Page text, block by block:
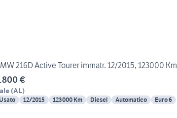
216D Active Tourer immatr. 12/2015, 123000 Km
€
(AL)
12/2015 123000 Km Diesel Automatico Euro 6